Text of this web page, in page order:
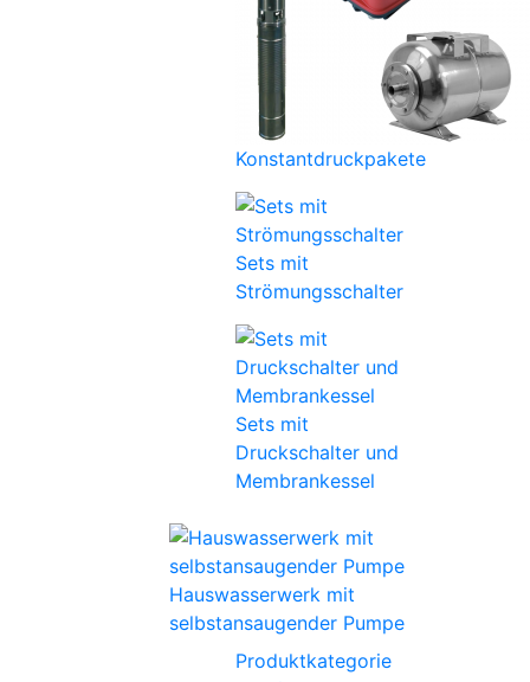
Konstantdruckpakete
Sets mit
Strömungsschalter
Sets mit
Druckschalter und
Membrankessel
Hauswasserwerk mit
selbstansaugender Pumpe
Produktkategorie